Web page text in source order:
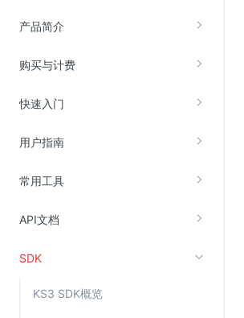
产品简介
购买与计费
快速入门
用户指南
常用工具
API文档
SDK
KS3 SDK概览
在线迁移服务
视频云服务
云直播(KLS)
边缘节点计算
金山云云防火墙
大模型应用防火墙